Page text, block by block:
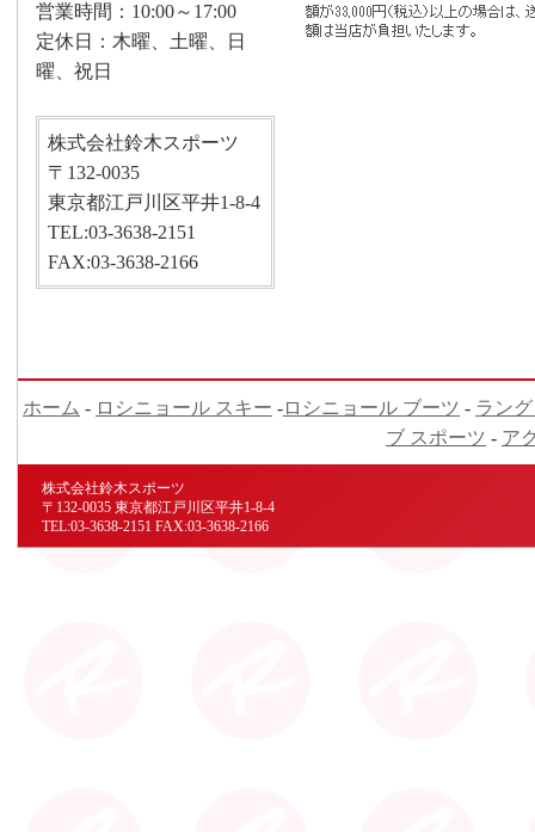
営業時間：10:00～17:00
定休日：木曜、土曜、日
曜、祝日
株式会社鈴木スポーツ
〒132-0035
東京都江戸川区平井1-8-4
TEL:03-3638-2151
FAX:03-3638-2166
ホーム - ロシニョール スキー -ロシニョール ブーツ - ラン
ブ スポーツ - ア
株式会社鈴木スポーツ
〒132-0035 東京都江戸川区平井1-8-4
TEL:03-3638-2151 FAX:03-3638-2166